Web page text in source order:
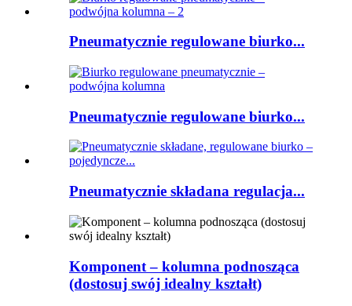
Pneumatycznie regulowane biurko...
Pneumatycznie regulowane biurko...
Pneumatycznie składana regulacja...
Komponent – ​​kolumna podnosząca
(dostosuj swój idealny kształt)